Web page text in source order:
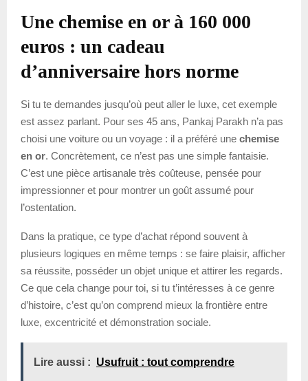
Une chemise en or à 160 000
euros : un cadeau
d’anniversaire hors norme
Si tu te demandes jusqu’où peut aller le luxe, cet exemple
est assez parlant. Pour ses 45 ans, Pankaj Parakh n’a pas
choisi une voiture ou un voyage : il a préféré une chemise
en or. Concrètement, ce n’est pas une simple fantaisie.
C’est une pièce artisanale très coûteuse, pensée pour
impressionner et pour montrer un goût assumé pour
l’ostentation.
Dans la pratique, ce type d’achat répond souvent à
plusieurs logiques en même temps : se faire plaisir, afficher
sa réussite, posséder un objet unique et attirer les regards.
Ce que cela change pour toi, si tu t’intéresses à ce genre
d’histoire, c’est qu’on comprend mieux la frontière entre
luxe, excentricité et démonstration sociale.
Lire aussi : Usufruit : tout comprendre